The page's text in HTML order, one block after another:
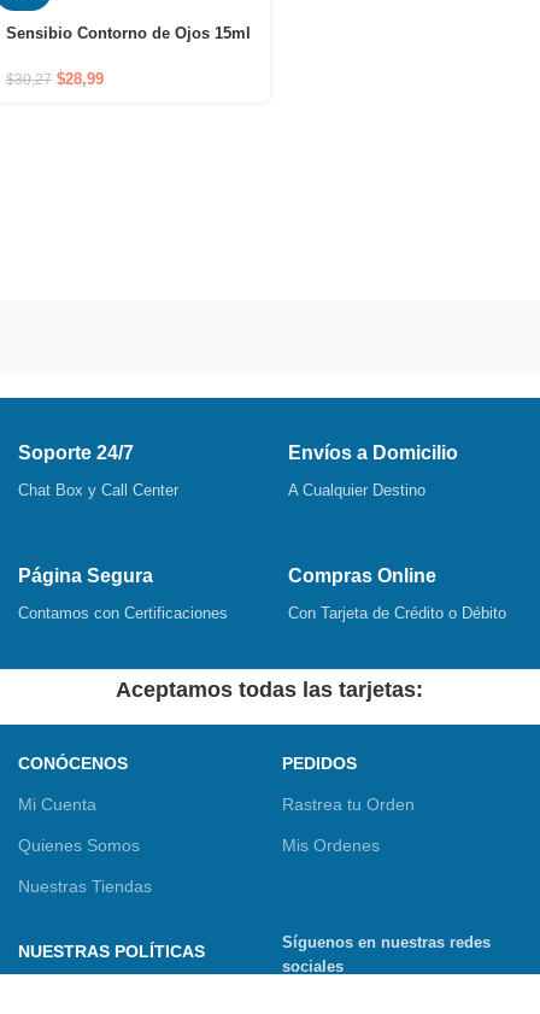
Sensibio Contorno de Ojos 15ml
hidratante para el contorno de
$30,27 $28,99
Soporte 24/7
Chat Box y Call Center
Envíos a Domicilio
A Cualquier Destino
Página Segura
Contamos con Certificaciones
Compras Online
Con Tarjeta de Crédito o Débito
Aceptamos todas las tarjetas:
CONÓCENOS
Mi Cuenta
Quienes Somos
Nuestras Tiendas
PEDIDOS
Rastrea tu Orden
Mis Ordenes
NUESTRAS POLÍTICAS
Síguenos en nuestras redes
sociales